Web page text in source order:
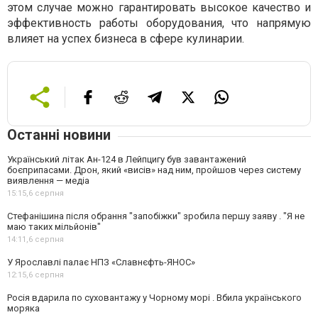
этом случае можно гарантировать высокое качество и
эффективность работы оборудования, что напрямую
влияет на успех бизнеса в сфере кулинарии.
Останні новини
Український літак Ан-124 в Лейпцигу був завантажений
боєприпасами. Дрон, який «висів» над ним, пройшов через систему
виявлення — медіа
15:15,6 серпня
Стефанішина після обрання "запобіжки" зробила першу заяву . "Я не
маю таких мільйонів"
14:11,6 серпня
У Ярославлі палає НПЗ «Славнєфть-ЯНОС»
12:15,6 серпня
Росія вдарила по суховантажу у Чорному морі . Вбила українського
моряка